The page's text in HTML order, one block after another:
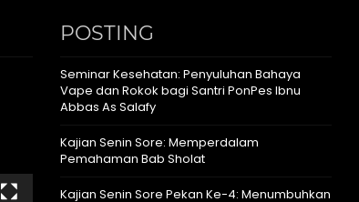
POSTING
Seminar Kesehatan: Penyuluhan Bahaya
Vape dan Rokok bagi Santri PonPes Ibnu
Abbas As Salafy
Kajian Senin Sore: Memperdalam
Pemahaman Bab Sholat
Kajian Senin Sore Pekan Ke-4: Menumbuhkan